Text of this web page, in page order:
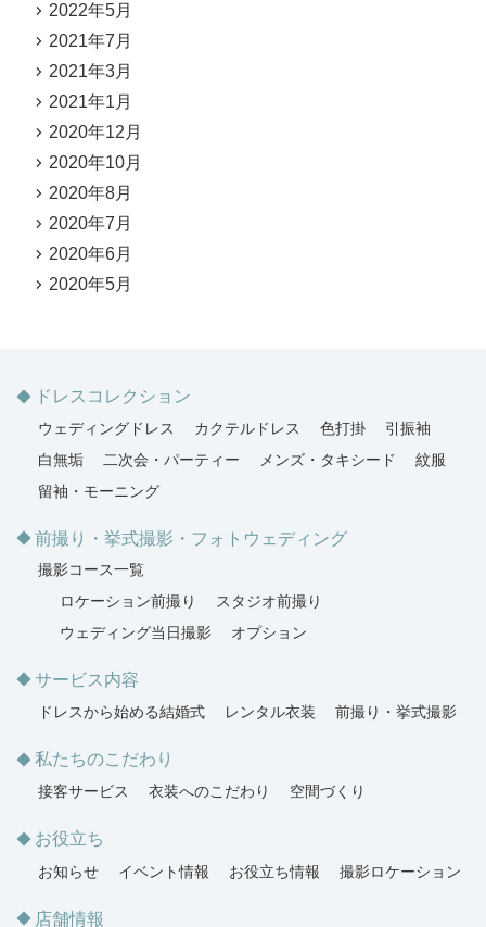
2022年5月
2021年7月
2021年3月
2021年1月
2020年12月
2020年10月
2020年8月
2020年7月
2020年6月
2020年5月
ドレスコレクション
ウェディングドレス カクテルドレス 色打掛
引振袖
白無垢
二次会・パーティー メンズ・タキシード
紋服
留袖・モーニング
前撮り・挙式撮影・フォトウェディング
撮影コース一覧
ロケーション前撮り
スタジオ前撮り
ウェディング当日撮影
オプション
サービス内容
ドレスから始める結婚式 レンタル衣装 前撮り・挙式撮影
私たちのこだわり
接客サービス 衣装へのこだわり 空間づくり
お役立ち
お知らせ イベント情報 お役立ち情報 撮影ロケーション
店舗情報